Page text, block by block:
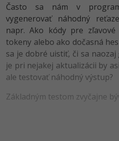
Kotlin -80%
Céčko -80%
VB.NET
SQL
UML -80%
Často sa nám v
vygenerovať náhodný
napr. Ako kódy pre
tokeny alebo ako dočasná
sa je dobré uistiť, či sa
je pri nejakej aktualizácii by
ale testovať náhodný výstup?
Základným testom zvyčajne